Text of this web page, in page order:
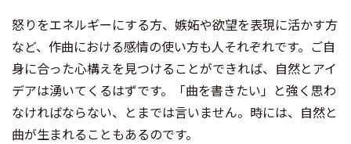
怒りをエネルギーにする方、嫉妬や欲望を表現に活かす方
など、作曲における感情の使い方も人それぞれです。ご自
身に合った心構えを見つけることができれば、自然とアイ
デアは湧いてくるはずです。「曲を書きたい」と強く思わ
なければならない、とまでは言いません。時には、自然と
曲が生まれることもあるのです。